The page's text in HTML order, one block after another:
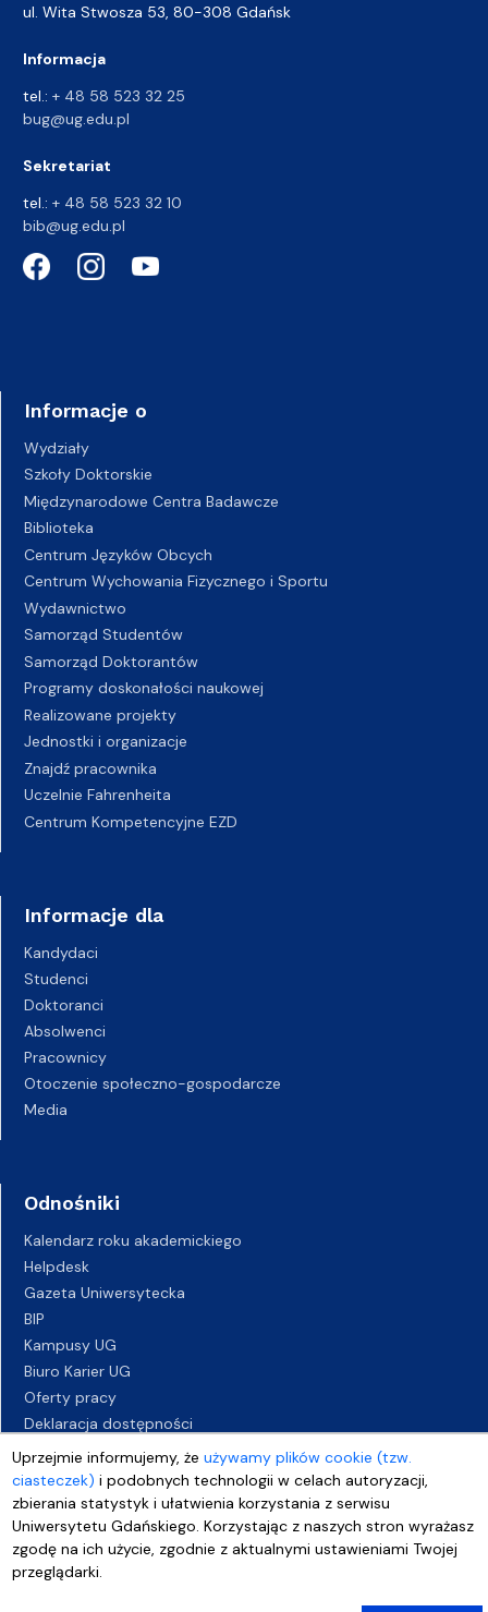
Uprzejmie informujemy, żeużywamy plików cookie (tzw.
ciasteczek) i podobnych technologii w celach autoryzacji,
zbierania statystyk i ułatwienia korzystania z serwisu
Uniwersytetu Gdańskiego. Korzystając z naszych stron wyrażasz
zgodę na ich użycie, zgodnie z aktualnymi ustawieniami Twojej
przeglądarki.
ul. Wita Stwosza 53, 80-308 Gdańsk
Informacja
tel.: + 48 58 523 32 25
bug@ug.edu.pl
Sekretariat
tel.: + 48 58 523 32 10
bib@ug.edu.pl
Informacje o
Wydziały
Szkoły Doktorskie
Międzynarodowe Centra Badawcze
Biblioteka
Centrum Języków Obcych
Centrum Wychowania Fizycznego i Sportu
Wydawnictwo
Samorząd Studentów
Samorząd Doktorantów
Programy doskonałości naukowej
Realizowane projekty
Jednostki i organizacje
Znajdź pracownika
Uczelnie Fahrenheita
Centrum Kompetencyjne EZD
Informacje dla
Kandydaci
Studenci
Doktoranci
Absolwenci
Pracownicy
Otoczenie społeczno-gospodarcze
Media
Odnośniki
Kalendarz roku akademickiego
Helpdesk
Gazeta Uniwersytecka
BIP
Kampusy UG
Biuro Karier UG
Oferty pracy
Deklaracja dostępności